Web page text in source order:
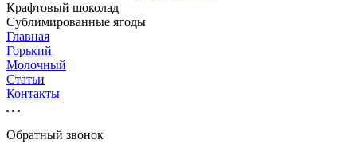
Крафтовый шоколад
Сублимированные ягоды
Главная
Горький
Молочный
Статьи
Контакты
Обратный звонок